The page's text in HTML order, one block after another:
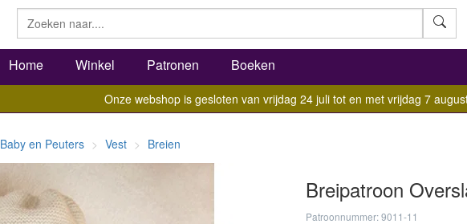
Home Winkel Patronen Boeken
Onze webshop is gesloten van vrijdag 24 juli tot en met vrijdag 7
Baby en Peuters Vest Breien
Breipatroon
Patroonnummer: 9011-11